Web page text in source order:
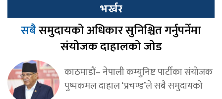
भर्खर
सबैसमुदायको अधिकार सुनिश्चित गर्नुपर्नेमा
संयोजक दाहालको जोड
काठमाडौं– नेपाली कम्युनिष्ट पार्टीका संयोजक
पुष्पकमल दाहाल ‘प्रचण्ड’ले सबै समुदायको